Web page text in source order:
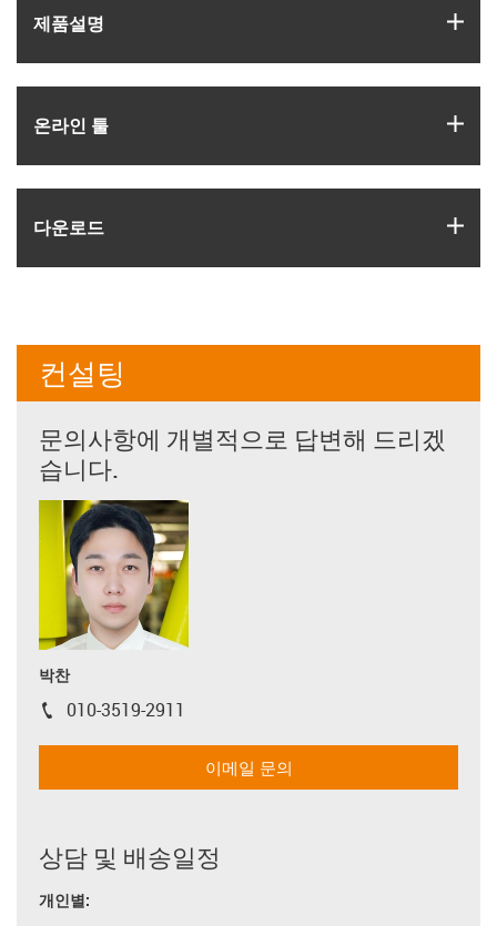
제품­설명
온라인 툴
다운로드
컨설팅
문의사항에 개별적으로 답변해 드리겠
습니다.
박찬
igus-icon-phone
010-3519-2911
이메일 문의
상담 및 배송일정
개인별: